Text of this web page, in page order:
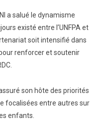
a salué le dynamisme
existé entre l’UNFPA et
soit intensifié dans
renforcer et soutenir
son hôte des priorités
focalisées entre autres sur
enfants.